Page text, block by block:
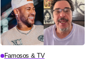
Famosos & TV